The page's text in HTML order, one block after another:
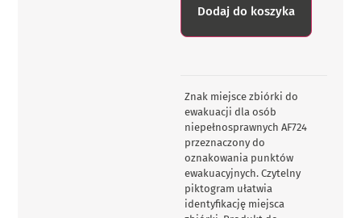
Dodaj do koszyka
Znak miejsce zbiórki do
ewakuacji dla osób
niepełnosprawnych AF724
przeznaczony do
oznakowania punktów
ewakuacyjnych. Czytelny
piktogram ułatwia
identyfikację miejsca